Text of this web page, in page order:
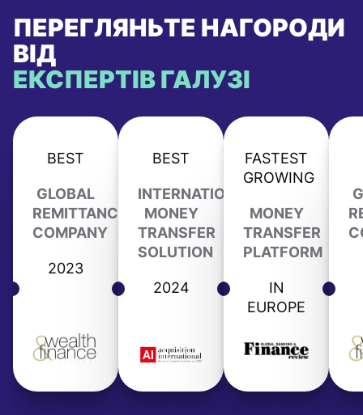
ПЕРЕГЛЯНЬТЕ НАГОРОДИ
ВІД
ЕКСПЕРТІВ ГАЛУЗІ
BEST
GLOBAL
REMITTANCE
COMPANY
2023
BEST
INTERNATIONAL
MONEY
TRANSFER
SOLUTION
2024
FASTEST
GROWING
MONEY
TRANSFER
PLATFORM
IN
EUROPE